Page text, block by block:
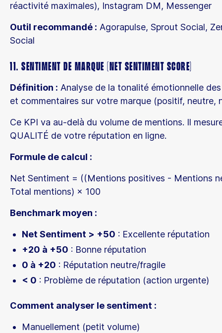
réactivité maximales), Instagram DM, Messenger
Outil recommandé : Agorapulse, Sprout Social,
Social
11. Sentiment de marque (Net Sentiment Score)
Définition : Analyse de la tonalité émotionnelle
et commentaires sur votre marque (positif, neutre,
Ce KPI va au-delà du volume de mentions. Il
QUALITÉ de votre réputation en ligne.
Formule de calcul :
Net Sentiment = ((Mentions positives - Mentions
Total mentions) × 100
Benchmark moyen :
Net Sentiment > +50 : Excellente réputation
+20 à +50 : Bonne réputation
0 à +20 : Réputation neutre/fragile
< 0 : Problème de réputation (action urgente)
Comment analyser le sentiment :
Manuellement (petit volume)